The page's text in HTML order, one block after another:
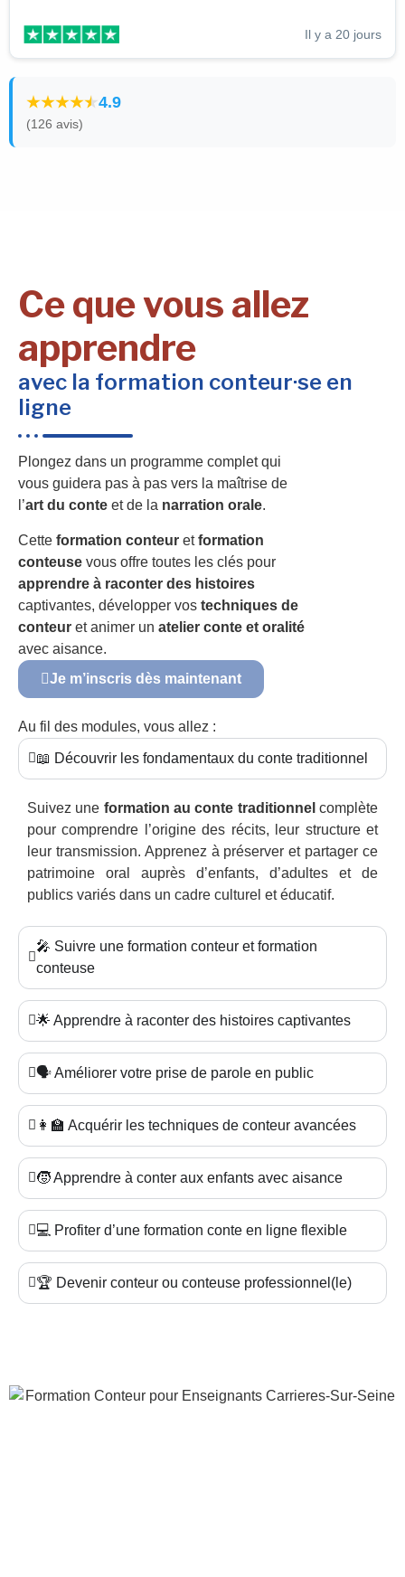
Il y a 20 jours
4.9
(126 avis)
Ce que vous allez
apprendre
avec la formation conteur·se en
ligne
Plongez dans un programme complet qui
vous guidera pas à pas vers la maîtrise de
l’art du conte et de la narration orale.
Cette formation conteur etformation
conteuse vous offre toutes les clés pour
apprendre à raconter des histoires
captivantes, développer vos techniques de
conteur et animer un atelier conte et oralité
avec aisance.
Je m’inscris dès maintenant
Au fil des modules, vous allez :
📖 Découvrir les fondamentaux du conte traditionnel
Suivez une formation au conte traditionnel complète
pour comprendre l’origine des récits, leur structure et
leur transmission. Apprenez à préserver et partager ce
patrimoine oral auprès d’enfants, d’adultes et de
publics variés dans un cadre culturel et éducatif.
🎤 Suivre une formation conteur et formation
conteuse
🌟 Apprendre à raconter des histoires captivantes
🗣️ Améliorer votre prise de parole en public
👩‍🏫 Acquérir les techniques de conteur avancées
🧒 Apprendre à conter aux enfants avec aisance
💻 Profiter d’une formation conte en ligne flexible
🏆 Devenir conteur ou conteuse professionnel(le)